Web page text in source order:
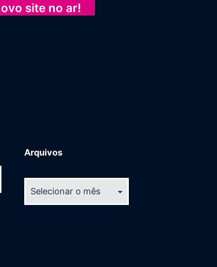
site no ar!
Arquivos